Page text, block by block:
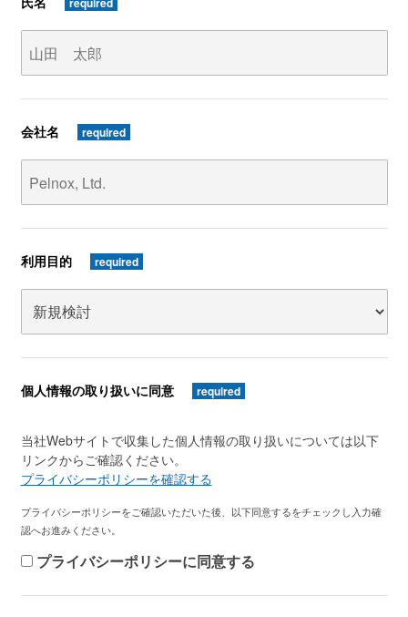
会社名 required
利用目的 required
個人情報の取り扱いに同意 required
当社Webサイトで収集した個人情報の取り扱いについては以下
リンクからご確認ください。
プライバシーポリシーを確認する
プライバシーポリシーをご確認いただいた後、以下同意するをチェックし入力確
認へお進みください。
プライバシーポリシーに同意する